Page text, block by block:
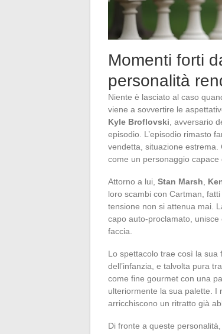
Momenti forti
personalità
Niente è lasciato al caso
viene a sovvertire le
Kyle Broflovski , avversario
episodio. L’episodio rimasto
vendetta, situazione
come un personaggio capace
Attorno a lui, Stan Marsh
loro scambi con Cartman,
tensione non si attenua mai.
capo auto-proclamato,
faccia.
Lo spettacolo trae così la sua
dell’infanzia, e talvolta pura
come fine gourmet con una
ulteriormente la sua palette. I
arricchiscono un ritratto già
Di fronte a queste